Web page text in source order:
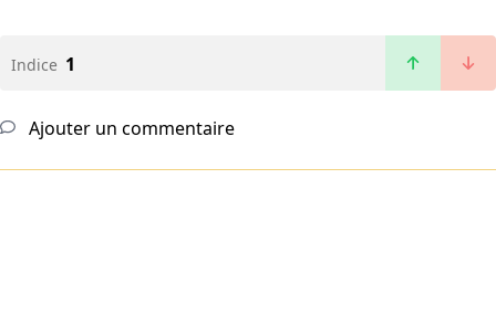
Indice 1
Ajouter un commentaire